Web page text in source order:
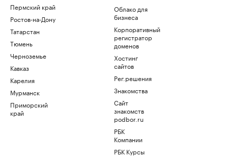
Пермский край
Ростов-на-Дону
Татарстан
Тюмень
Черноземье
Кавказ
Карелия
Мурманск
Приморский
край
Облако для
бизнеса
Корпоративный
регистратор
доменов
Хостинг
сайтов
Рег.решения
Знакомства
Сайт
знакомств
podbor.ru
РБК
Компании
РБК Курсы